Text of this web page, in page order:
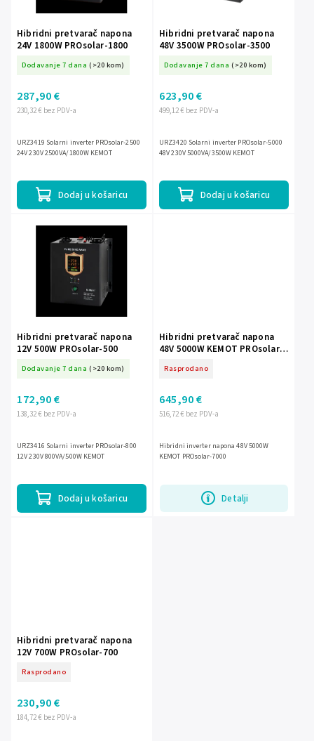
Hibridni pretvarač napona
24V 1800W PROsolar-1800
Dodavanje 7 dana (>20 kom)
230,32 € bez PDV-a
287,90 €
Dodaj u košaricu
URZ3419 Solarni inverter PROsolar-2500
24V 230V 2500VA/1800W KEMOT
Hibridni pretvarač napona
48V 3500W PROsolar-3500
Dodavanje 7 dana (>20 kom)
499,12 € bez PDV-a
623,90 €
Dodaj u košaricu
URZ3420 Solarni inverter PROsolar-5000
48V 230V 5000VA/3500W KEMOT
Hibridni pretvarač napona
12V 500W PROsolar-500
Dodavanje 7 dana (>20 kom)
138,32 € bez PDV-a
172,90 €
Dodaj u košaricu
URZ3416 Solarni inverter PROsolar-800
12V 230V 800VA/500W KEMOT
Hibridni pretvarač napona
48V 5000W KEMOT PROsolar-
Rasprodano
516,72 € bez PDV-a
645,90 €
Detalji
Hibridni inverter napona 48V 5000W
KEMOT PROsolar-7000
Hibridni pretvarač napona
12V 700W PROsolar-700
Rasprodano
184,72 € bez PDV-a
230,90 €